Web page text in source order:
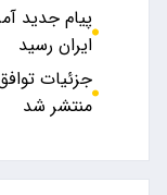
پیام جدید
ایران رسید
جزئیات
منتشر شد